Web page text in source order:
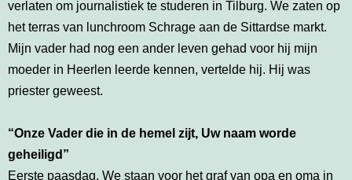
verlaten om journalistiek te studeren in Tilburg. We zaten op
het terras van lunchroom Schrage aan de Sittardse markt.
Mijn vader had nog een ander leven gehad voor hij mijn
moeder in Heerlen leerde kennen, vertelde hij. Hij was
priester geweest.
“Onze Vader die in de hemel zijt, Uw naam worde
geheiligd”
Eerste paasdag. We staan voor het graf van opa en oma in